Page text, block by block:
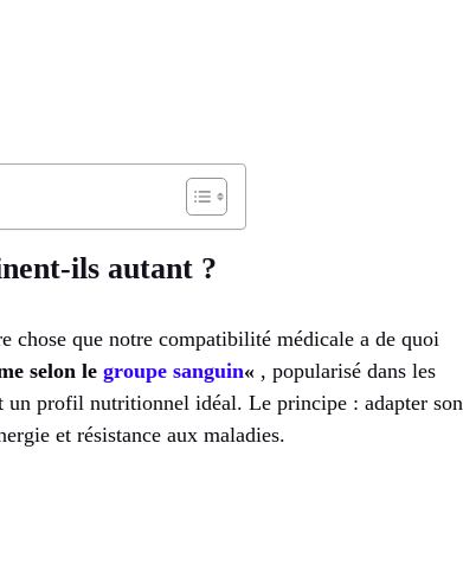
ils autant ?
chose que notre compatibilité médicale a de quoi
selon le groupe sanguin« , popularisé dans les
un profil nutritionnel idéal. Le principe : adapter son
et résistance aux maladies.